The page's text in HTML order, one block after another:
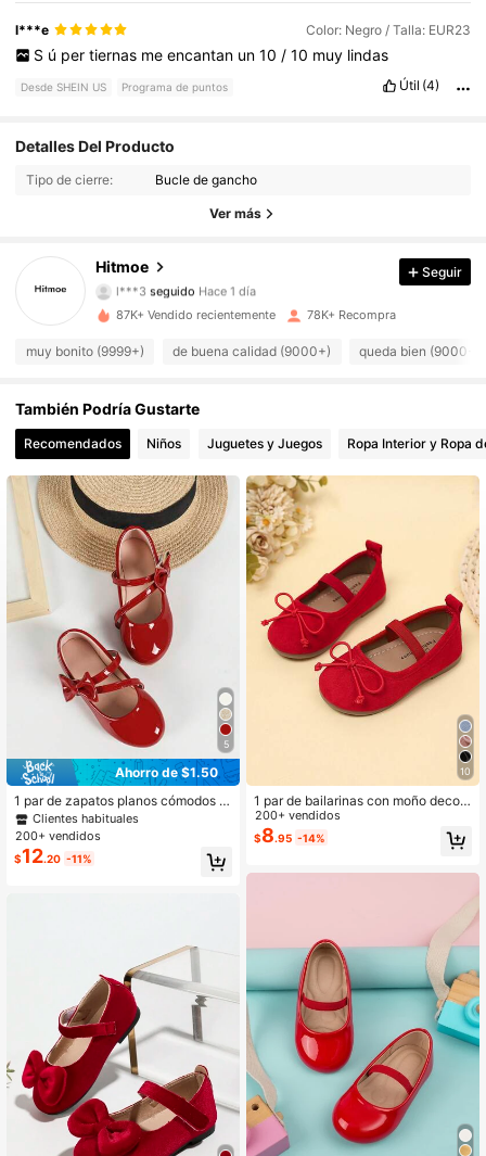
l***e Color: Negro / Talla: EUR23
S ú per tiernas me encantan un 10 / 10 muy lindas
Desde SHEIN US Programa de puntos Útil (4)
Detalles Del Producto
Tipo de cierre: Bucle de gancho
Ver más
Hitmoe
4.94 11K Seguidores
11K Seguidores
l***3
4.94
11K Seguidores
4.94 11K Seguidores
4.94 11K Seguidores
4.94 11K Seguidores
4.94 11K Seguidores
4.94 11K Seguidores
4.94 11K Seguidores
Seguir
87K+ Vendido recientemente 78K+ Recompra
muy bonito (9999+) de buena calidad (9000+) queda bien (9000+)
También Podría Gustarte
Recomendados Niños Juguetes y Juegos Ropa Interior y Ropa
5
Ahorro de $1.50
1 par de zapatos planos cómodos d
e primavera para niñas bebés, zapa
tos planos lindos para bebé y niña p
equeña para uso en exteriores
Clientes habituales
200+ vendidos
$12.20 -11%
10
1 par de bailarinas con moño decor
ativo, de suela blanda y antidesliza
ntes, con estilo de princesa, apropia
das para estudiantes/colegio, prima
200+ vendidos
$8.95 -14%